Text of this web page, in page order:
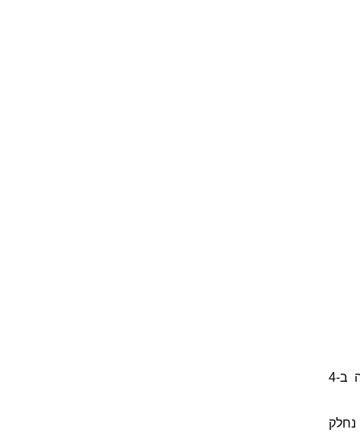
אימא פרסה כיכר לחם ל-20 פרוסות. לצורך הכנת כריכים היא השתמשה ב-4
לשם כך נחלק